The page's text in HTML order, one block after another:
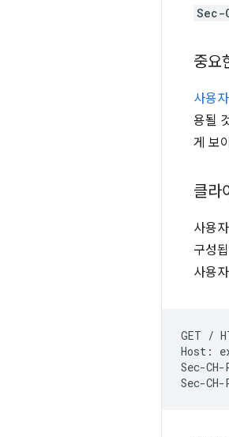
Sec-
중요
사용
용될
게 보
클라
사용
구성
사용
GET /
Host:
Sec-
Sec-